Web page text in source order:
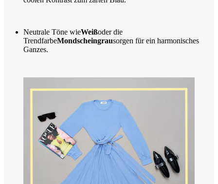
Neutrale Töne wieWeißoder die
TrendfarbeMondscheingrausorgen für ein harmonisches
Ganzes.